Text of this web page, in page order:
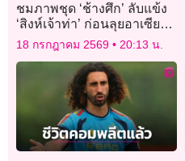
ชมภาพชุด ‘ช้างศึก’ ลับแข้ง
‘สิงห์เจ้าท่า’ ก่อนลุยอาเซียน
คัพ
18 กรกฎาคม 2569 20:13 น.